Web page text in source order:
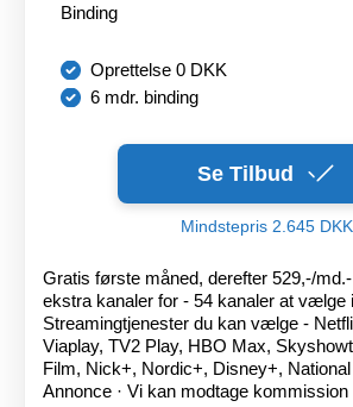
Binding
Oprettelse 0 DKK
6 mdr. binding
Se Tilbud
Mindstepris 2.645 DKK
Gratis første måned, derefter 529,-/
ekstra kanaler for - 54 kanaler at vælge
Streamingtjenester du kan vælge -
Viaplay, TV2 Play, HBO Max,
Film, Nick+, Nordic+, Disney+,
Annonce · Vi kan modtage kommission